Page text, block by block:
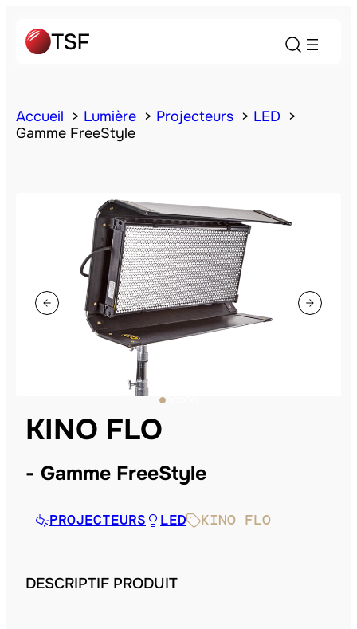
Accueil Lumière Projecteurs
LED
Gamme FreeStyle
KINO FLO
Gamme FreeStyle
PROJECTEURS LED KINO FLO
DESCRIPTIF PRODUIT